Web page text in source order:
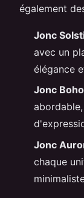
également
Jonc
avec un
élégance
Jonc
Jonc
chaque